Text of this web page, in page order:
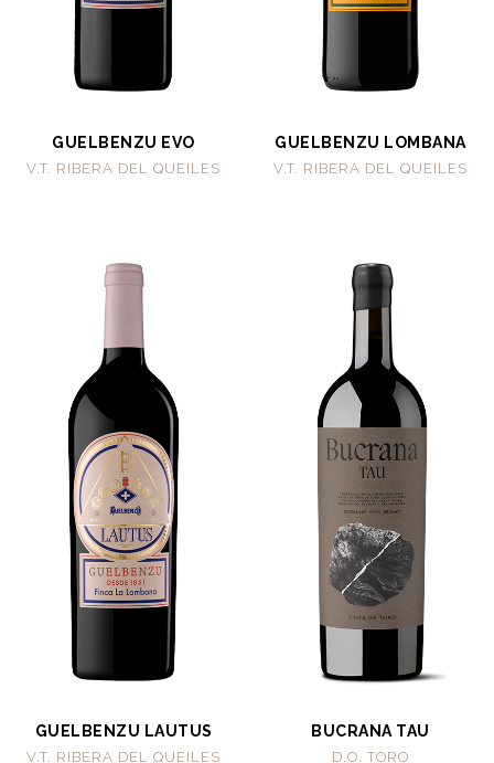
GUELBENZU EVO
V.T. RIBERA DEL QUEILES
GUELBENZU LOMBANA
V.T. RIBERA DEL QUEILES
GUELBENZU LAUTUS
V.T. RIBERA DEL QUEILES
BUCRANA TAU
D.O. TORO